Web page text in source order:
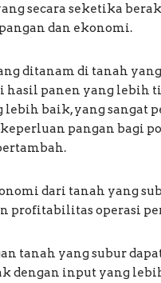
secara seketika
dan ekonomi.
ditanam di tanah
hasil panen yang lebih
lebih baik, yang sangat
pangan bagi
dari tanah yang
profitabilitas operasi
tanah yang subur
dengan input yang